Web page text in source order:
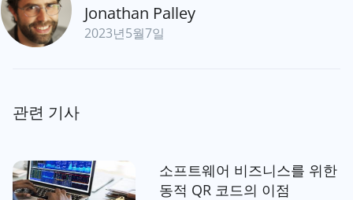
Jonathan Palley
2023년5월7일
관련 기사
소프트웨어 비즈니스를 위한
동적 QR 코드의 이점